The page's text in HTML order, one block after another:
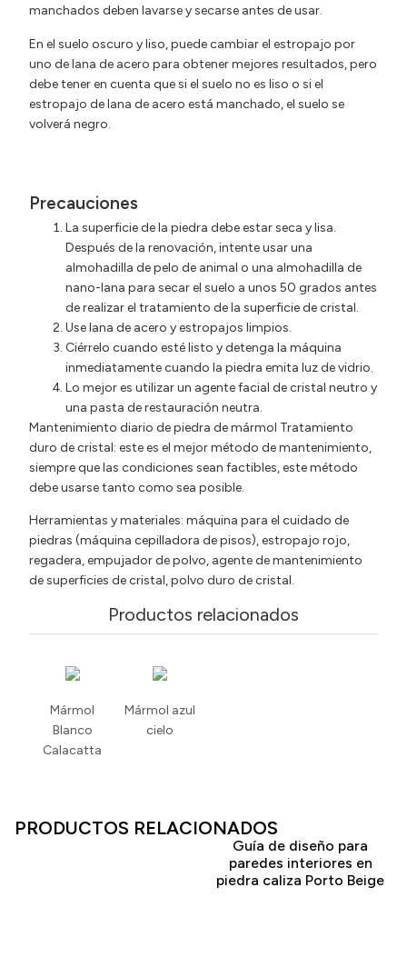
manchados deben lavarse y secarse antes de usar.
En el suelo oscuro y liso, puede cambiar el estropajo por
uno de lana de acero para obtener mejores resultados, pero
debe tener en cuenta que si el suelo no es liso o si el
estropajo de lana de acero está manchado, el suelo se
volverá negro.
Precauciones
La superficie de la piedra debe estar seca y lisa.
Después de la renovación, intente usar una
almohadilla de pelo de animal o una almohadilla de
nano-lana para secar el suelo a unos 50 grados antes
de realizar el tratamiento de la superficie de cristal.
Use lana de acero y estropajos limpios.
Ciérrelo cuando esté listo y detenga la máquina
inmediatamente cuando la piedra emita luz de vidrio.
Lo mejor es utilizar un agente facial de cristal neutro y
una pasta de restauración neutra.
Mantenimiento diario de piedra de mármol Tratamiento
duro de cristal: este es el mejor método de mantenimiento,
siempre que las condiciones sean factibles, este método
debe usarse tanto como sea posible.
Herramientas y materiales: máquina para el cuidado de
piedras (máquina cepilladora de pisos), estropajo rojo,
regadera, empujador de polvo, agente de mantenimiento
de superficies de cristal, polvo duro de cristal.
Productos relacionados
Mármol
Blanco
Calacatta
Mármol azul
cielo
PRODUCTOS RELACIONADOS
Guía de diseño para
paredes interiores en
piedra caliza Porto Beige